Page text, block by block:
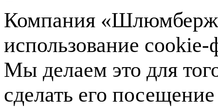
Компания
использование
Мы делаем это для
сделать его